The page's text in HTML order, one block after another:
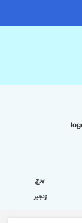
پرچ
زنجیر